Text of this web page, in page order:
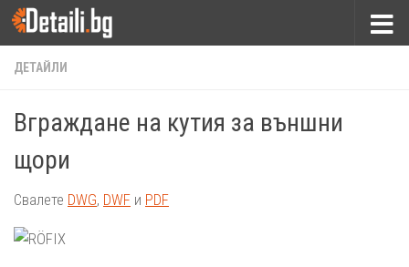
Към съдържанието
ДЕТАЙЛИ
Вграждане на кутия за външни
щори
Свалете DWG, DWF и PDF